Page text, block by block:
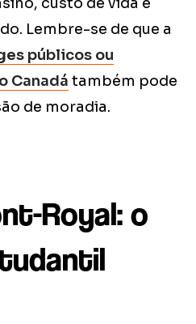
Lembre-se de que a
públicos ou
Canadá também pode
de moradia.
Royal: o